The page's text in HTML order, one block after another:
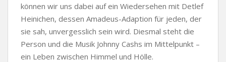
können wir uns dabei auf ein Wiedersehen mit Detlef
Heinichen, dessen Amadeus-Adaption für jeden, der
sie sah, unvergesslich sein wird. Diesmal steht die
Person und die Musik Johnny Cashs im Mittelpunkt –
ein Leben zwischen Himmel und Hölle.